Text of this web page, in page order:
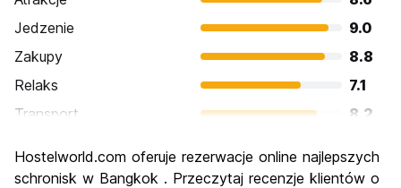
Jedzenie
9.0
Zakupy
8.8
Relaks
7.1
Transport
8.2
Kultura
8.8
Hostelworld.com oferuje rezerwacje online najlepszych
schronisk w Bangkok . Przeczytaj recenzje klientów o